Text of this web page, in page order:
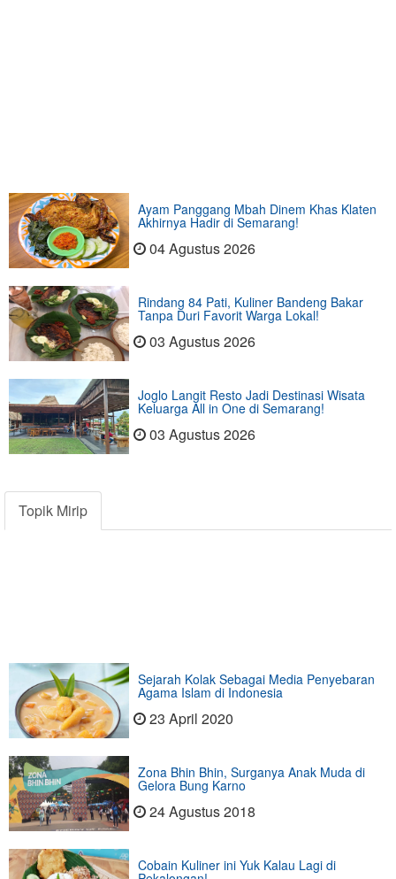
Ayam Panggang Mbah Dinem Khas Klaten
Akhirnya Hadir di Semarang!
04 Agustus 2026
Rindang 84 Pati, Kuliner Bandeng Bakar
Tanpa Duri Favorit Warga Lokal!
03 Agustus 2026
Joglo Langit Resto Jadi Destinasi Wisata
Keluarga All in One di Semarang!
03 Agustus 2026
Topik Mirip
Sejarah Kolak Sebagai Media Penyebaran
Agama Islam di Indonesia
23 April 2020
Zona Bhin Bhin, Surganya Anak Muda di
Gelora Bung Karno
24 Agustus 2018
Cobain Kuliner ini Yuk Kalau Lagi di